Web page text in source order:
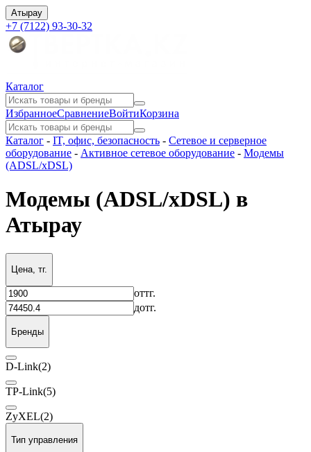
Атырау
+7 (7122) 93-30-32
Каталог
ИзбранноеСравнениеВойтиКорзина
Каталог - IT, офис, безопасность - Сетевое и серверное
оборудование - Активное сетевое оборудование - Модемы
(ADSL/xDSL)
Модемы (ADSL/xDSL) в
Атырау
Цена, тг.
оттг.
дотг.
Бренды
D-Link(2)
TP-Link(5)
ZyXEL(2)
Тип управления